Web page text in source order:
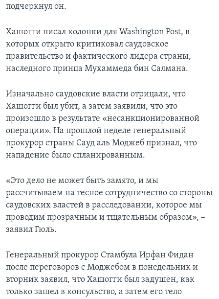
подчеркнул он.
Хашогги писал колонки для Washington Post, в
которых открыто критиковал саудовское
правительство и фактического лидера страны,
наследного принца Мухаммеда бин Салмана.
Изначально саудовские власти отрицали, что
Хашогги был убит, а затем заявили, что это
произошло в результате «несанкционированной
операции». На прошлой неделе генеральный
прокурор страны Сауд аль Моджеб признал, что
нападение было спланированным.
«Это дело не может быть замято, и мы
рассчитываем на тесное сотрудничество со стороны
саудовских властей в расследовании, которое мы
проводим прозрачным и тщательным образом», –
заявил Гюль.
Генеральный прокурор Стамбула Ирфан Фидан
после переговоров с Моджебом в понедельник и
вторник заявил, что Хашогги был задушен, как
только зашел в консульство, а затем его тело